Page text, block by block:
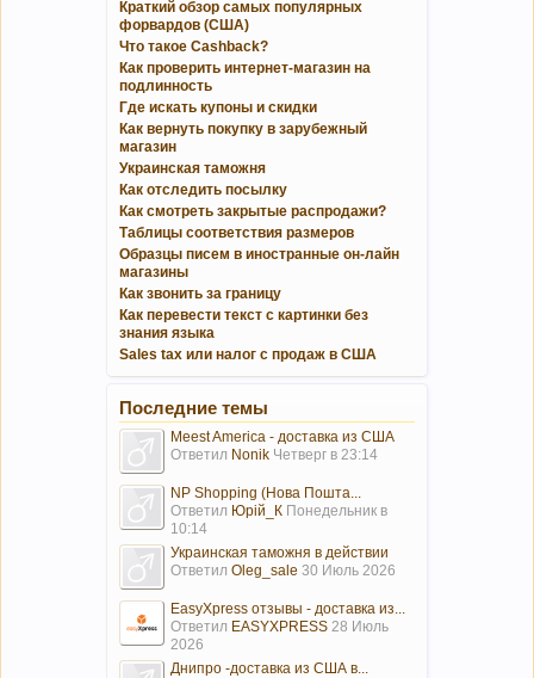
Краткий обзор самых популярных
форвардов (США)
Что такое Cashback?
Как проверить интернет-магазин на
подлинность
Где искать купоны и скидки
Как вернуть покупку в зарубежный
магазин
Украинская таможня
Как отследить посылку
Как смотреть закрытые распродажи?
Таблицы соответствия размеров
Образцы писем в иностранные он-лайн
магазины
Как звонить за границу
Как перевести текст с картинки без
знания языка
Sales tax или налог с продаж в США
Последние темы
Meest America - доставка из США
Ответил Nonik Четверг в 23:14
NP Shopping (Нова Пошта...
Ответил Юрій_К Понедельник в
10:14
Украинская таможня в действии
Ответил Oleg_sale 30 Июль 2026
EasyXpress отзывы - доставка из...
Ответил EASYXPRESS 28 Июль
2026
Днипро -доставка из США в...